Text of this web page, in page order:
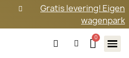
Gratis levering! Eigen
wagenpark